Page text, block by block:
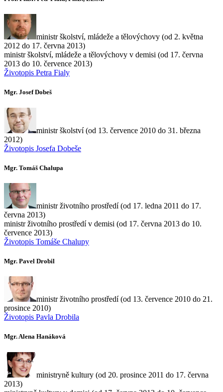
ministr školství, mládeže a tělovýchovy (od 2. května
2012 do 17. června 2013)
ministr školství, mládeže a tělovýchovy v demisi (od 17. června
2013 do 10. července 2013)
Životopis Petra Fialy
Mgr. Josef Dobeš
ministr školství (od 13. července 2010 do 31. března
2012)
Životopis Josefa Dobeše
Mgr. Tomáš Chalupa
ministr životního prostředí (od 17. ledna 2011 do 17.
června 2013)
ministr životního prostředí v demisi (od 17. června 2013 do 10.
července 2013)
Životopis Tomáše Chalupy
Mgr. Pavel Drobil
ministr životního prostředí (od 13. července 2010 do 21.
prosince 2010)
Životopis Pavla Drobila
Mgr. Alena Hanáková
ministryně kultury (od 20. prosince 2011 do 17. června
2013)